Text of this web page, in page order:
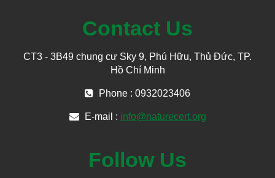
Contact Us
CT3 - 3B49 chung cư Sky 9, Phú Hữu, Thủ Đức, TP.
Hồ Chí Minh
Phone : 0932023406
E-mail : info@naturecert.org
Follow Us